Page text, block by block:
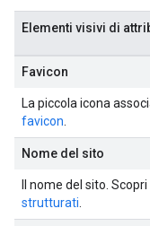
Elementi visivi di
Favicon
La piccola icona
favicon
Nome del sito
Il nome del sito.
strutturati